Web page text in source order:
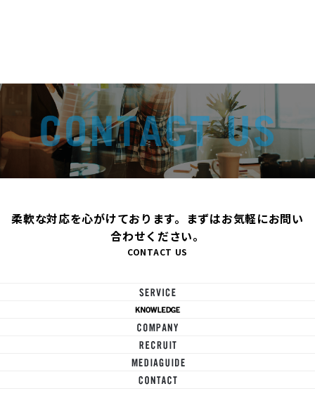
柔軟な対応を心がけております。まずはお気軽にお問い
合わせください。
CONTACT US